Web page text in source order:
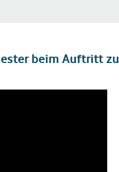
beim Auftritt zu